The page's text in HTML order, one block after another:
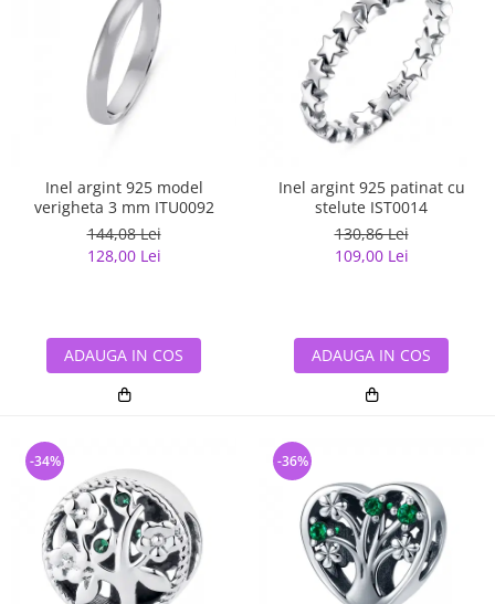
Inel argint 925 model
verigheta 3 mm ITU0092
144,08 Lei
128,00 Lei
ADAUGA IN COS
Inel argint 925 patinat cu
stelute IST0014
130,86 Lei
109,00 Lei
ADAUGA IN COS
-34% -36%